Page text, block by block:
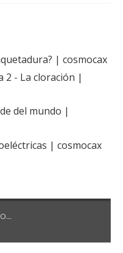
| cosmocax
2 - La cloración |
del mundo |
| cosmocax